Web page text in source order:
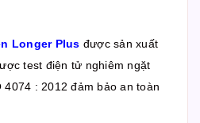
Longer Plus được sản xuất
test điện tử nghiêm ngặt
4074 : 2012 đảm bảo an toàn